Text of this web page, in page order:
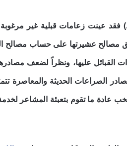
عينت زعامات قبلية غير
مصالح عشيرتها على حساب مصالح
عليها، ونظراً لضعف
الصراعات الحديثة والمعاصرة
عادة ما تقوم بتعبئة المشاعر